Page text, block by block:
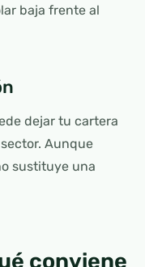
baja frente al
dejar tu cartera
Aunque
sustituye una
conviene